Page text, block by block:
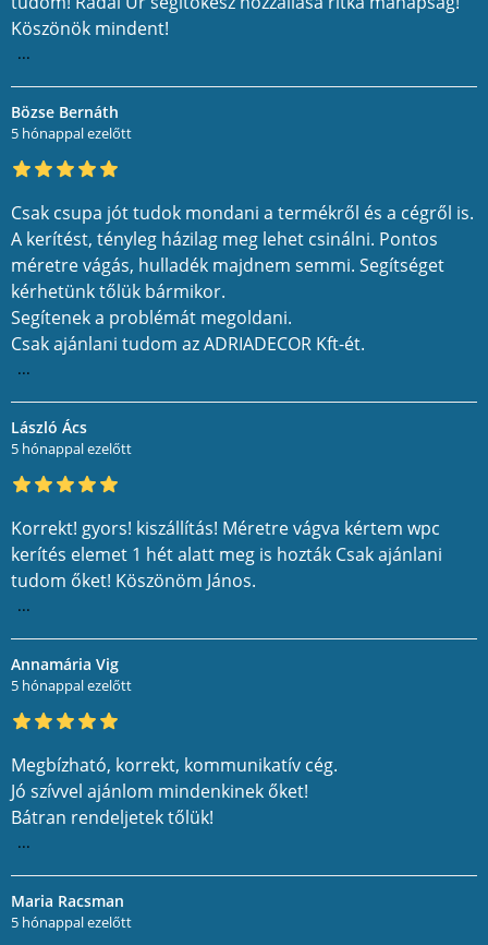
Köszönök mindent!
...
Bözse Bernáth
5 hónappal ezelőtt
Csak csupa jót tudok mondani a termékről és a cégről is.
A kerítést, tényleg házilag meg lehet csinálni. Pontos
méretre vágás, hulladék majdnem semmi. Segítséget
kérhetünk tőlük bármikor.
Segítenek a problémát megoldani.
Csak ajánlani tudom az ADRIADECOR Kft-ét.
...
László Ács
5 hónappal ezelőtt
Korrekt! gyors! kiszállítás! Méretre vágva kértem wpc
kerítés elemet 1 hét alatt meg is hozták Csak ajánlani
tudom őket! Köszönöm János.
...
Annamária Vig
5 hónappal ezelőtt
Megbízható, korrekt, kommunikatív cég.
Jó szívvel ajánlom mindenkinek őket!
Bátran rendeljetek tőlük!
...
Maria Racsman
5 hónappal ezelőtt